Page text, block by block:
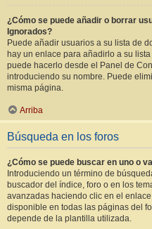
¿Cómo se puede añadir o borrar
Ignorados?
Puede añadir usuarios a su lista de
hay un enlace para añadirlo a su
puede hacerlo desde el Panel de
introduciendo su nombre. Puede
misma página.
Arriba
Búsqueda en los foros
¿Cómo se puede buscar en uno o
Introduciendo un término de
buscador del índice, foro o en los
avanzadas haciendo clic en el
disponible en todas las páginas del
depende de la plantilla utilizada.